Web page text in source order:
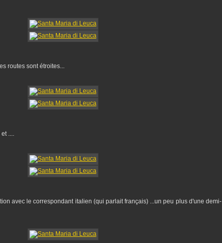
routes sont étroites...
....
avec le correspondant italien (qui parlait français) ...un peu plus d'une demi-